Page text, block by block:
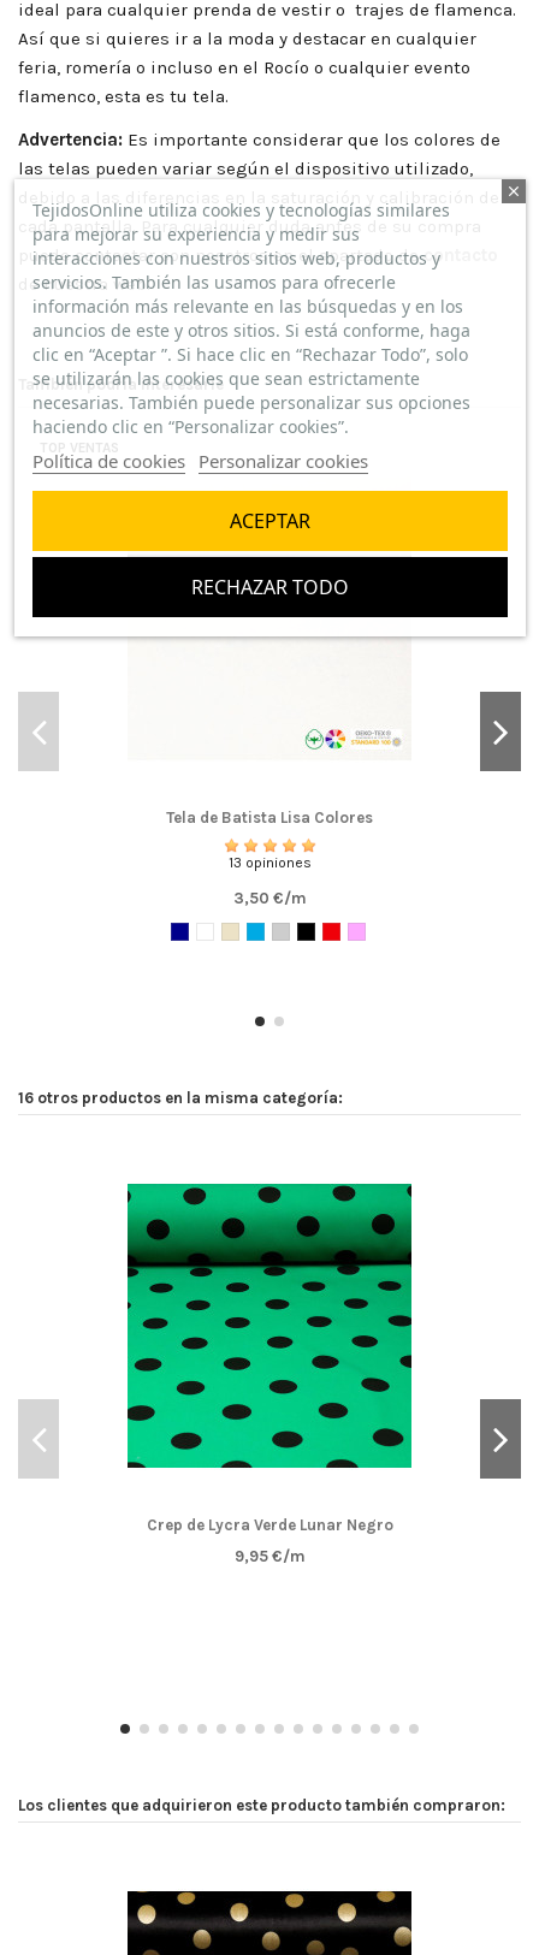
ideal para cualquier prenda de vestir o trajes de flamenca.
Así que si quieres ir a la moda y destacar en cualquier
feria, romería o incluso en el Rocío o cualquier evento
flamenco, esta es tu tela.
Advertencia: Es importante considerar que los colores de
las telas pueden variar según el dispositivo utilizado,
debido a las diferencias en la saturación y calibración de
cada pantalla. Para cualquier duda antes de su compra
puede contactar con nosotros en el apartado decontacto
de nuestra web.
También podría interesarle
TOP VENTAS
Tela de Batista Lisa Colores
13 opiniones
3,50 €/m
16 otros productos en la misma categoría:
Crep de Lycra Verde Lunar Negro
9,95 €/m
Los clientes que adquirieron este producto también compraron:
TejidosOnline utiliza cookies y tecnologías similares
para mejorar su experiencia y medir sus
interacciones con nuestros sitios web, productos y
servicios. También las usamos para ofrecerle
información más relevante en las búsquedas y en los
anuncios de este y otros sitios. Si está conforme, haga
clic en “Aceptar ”. Si hace clic en “Rechazar Todo”, solo
se utilizarán las cookies que sean estrictamente
necesarias. También puede personalizar sus opciones
haciendo clic en “Personalizar cookies”.
Política de cookies Personalizar cookies
RECHAZAR TODO
ACEPTAR